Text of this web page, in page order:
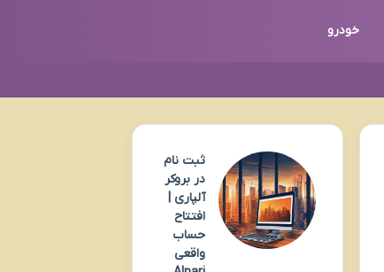
خودرو
ثبت نام
در بروکر
آلپاری |
افتتاح
حساب
واقعی